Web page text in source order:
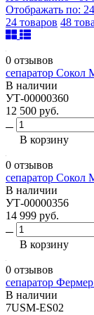
Отображать по:
24 товаров 48
0 отзывов
сепаратор Сокол
В наличии
УТ-00000360
12 500 руб.
В корзину
0 отзывов
сепаратор
В наличии
УТ-00000356
14 999 руб.
В корзину
0 отзывов
сепаратор
В наличии
7USM-ES02